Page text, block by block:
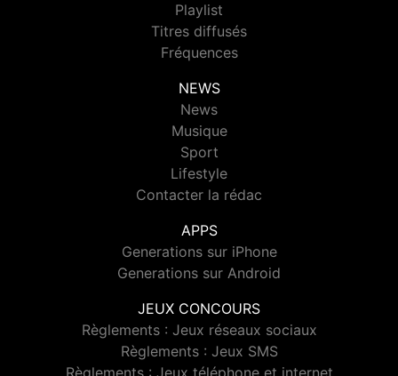
Playlist
Titres diffusés
Fréquences
NEWS
News
Musique
Sport
Lifestyle
Contacter la rédac
APPS
Generations sur iPhone
Generations sur Android
JEUX CONCOURS
Règlements : Jeux réseaux sociaux
Règlements : Jeux SMS